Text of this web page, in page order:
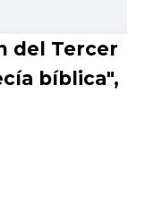
del Tercer
bíblica",